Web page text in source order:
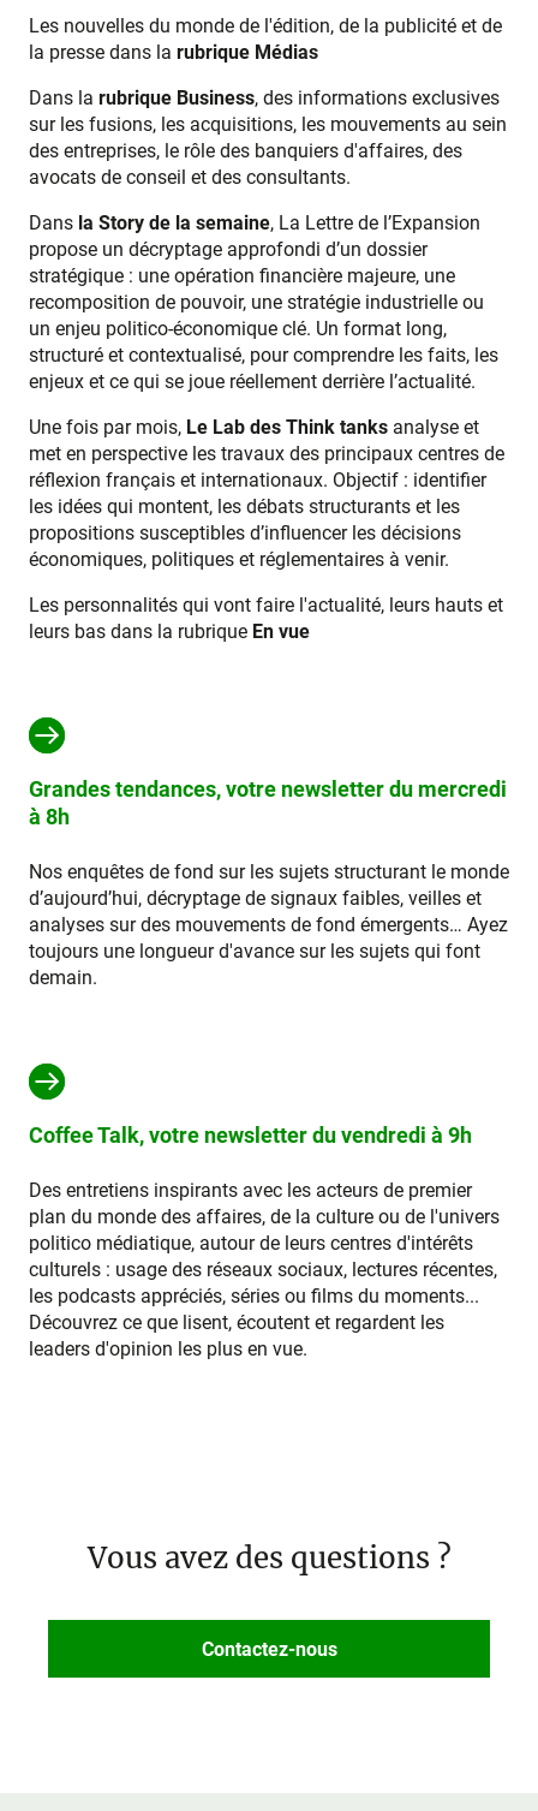
Les nouvelles du monde de l'édition, de la publicité et de
la presse dans la rubrique Médias
Dans la rubrique Business, des informations exclusives
sur les fusions, les acquisitions, les mouvements au sein
des entreprises, le rôle des banquiers d'affaires, des
avocats de conseil et des consultants.
Dans la Story de la semaine, La Lettre de l’Expansion
propose un décryptage approfondi d’un dossier
stratégique : une opération financière majeure, une
recomposition de pouvoir, une stratégie industrielle ou
un enjeu politico-économique clé. Un format long,
structuré et contextualisé, pour comprendre les faits, les
enjeux et ce qui se joue réellement derrière l’actualité.
Une fois par mois, Le Lab des Think tanks analyse et
met en perspective les travaux des principaux centres de
réflexion français et internationaux. Objectif : identifier
les idées qui montent, les débats structurants et les
propositions susceptibles d’influencer les décisions
économiques, politiques et réglementaires à venir.
Les personnalités qui vont faire l'actualité, leurs hauts et
leurs bas dans la rubrique En vue
Grandes tendances, votre newsletter du mercredi
à 8h
Nos enquêtes de fond sur les sujets structurant le monde
d’aujourd’hui, décryptage de signaux faibles, veilles et
analyses sur des mouvements de fond émergents… Ayez
toujours une longueur d'avance sur les sujets qui font
demain.
Coffee Talk, votre newsletter du vendredi à 9h
Des entretiens inspirants avec les acteurs de premier
plan du monde des affaires, de la culture ou de l'univers
politico médiatique, autour de leurs centres d'intérêts
culturels : usage des réseaux sociaux, lectures récentes,
les podcasts appréciés, séries ou films du moments...
Découvrez ce que lisent, écoutent et regardent les
leaders d'opinion les plus en vue.
Vous avez des questions ?
Contactez-nous